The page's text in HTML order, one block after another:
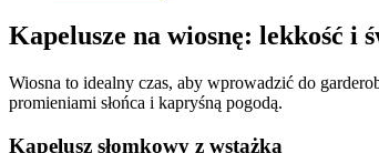
Kapelusze na wiosnę: lekkość i
Wiosna to idealny czas, aby wprowadzić do
promieniami słońca i kapryśną pogodą.
Kapelusz słomkowy z wstążką